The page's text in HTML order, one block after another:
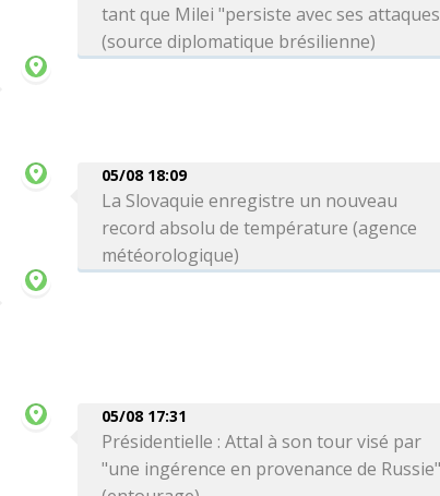
tant que Milei "persiste avec ses
(source diplomatique brésilienne)
05/08 18:09
La Slovaquie enregistre un nouveau
record absolu de température (agence
météorologique)
05/08 17:31
Présidentielle : Attal à son tour visé par
"une ingérence en provenance de